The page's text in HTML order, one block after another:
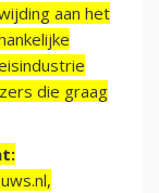
aan het
die graag